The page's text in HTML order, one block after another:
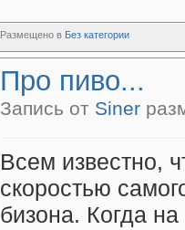
Размещено в Без категории
Про пиво...
Запись от Siner
Всем известно,
скоростью
бизона. Когда